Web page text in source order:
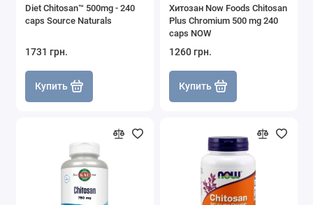
Diet Chitosan™ 500mg - 240
caps Source Naturals
1731 грн.
Купить
Хитозан Now Foods Chitosan
Plus Chromium 500 mg 240
caps NOW
1260 грн.
Купить